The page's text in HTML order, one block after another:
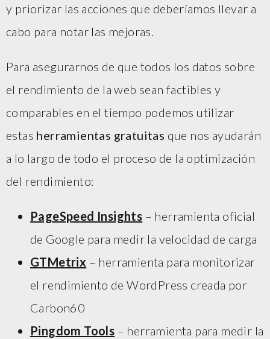
y priorizar las acciones que deberíamos llevar a
cabo para notar las mejoras.
Para asegurarnos de que todos los datos sobre
el rendimiento de la web sean factibles y
comparables en el tiempo podemos utilizar
estas herramientas gratuitas que nos ayudarán
a lo largo de todo el proceso de la optimización
del rendimiento:
PageSpeed Insights – herramienta oficial
de Google para medir la velocidad de carga
GTMetrix – herramienta para monitorizar
el rendimiento de WordPress creada por
Carbon60
Pingdom Tools – herramienta para medir la